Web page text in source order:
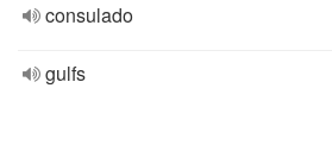
consulado
gulfs